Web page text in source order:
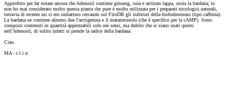
Approfitto per far notare ancora che Adenosil contiene ginseng, soia e arctium lappa, ossia la bardana; io
non ho mai considerato molto questa pianta che pure è molto utilizzata per i preparati tricologici naturali,
tuttavia di recente mi ci ero imbattuto cercando sul FitoDB gli inibitori della fosfodiesterasi (tipo caffeina).
La bardana ne contiene almeno due l'arctigenina e il matairesinolo (che è specifico per la cAMP). Sono
composti contenuti in quantità apprezzabili solo nei semi, ma dubito che si siano usati questi
nell'Adenosil, di solito infatti si prende la radice della bardana.
Ciao.
MA - r l i n